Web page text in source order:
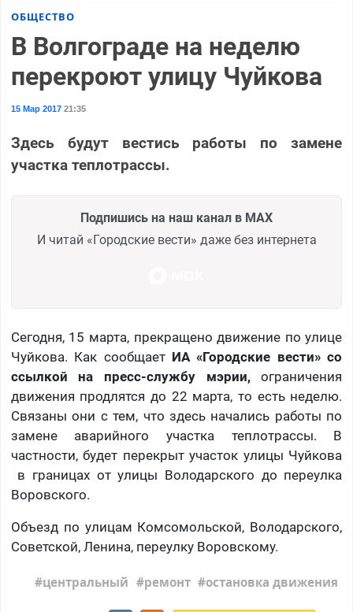
ОБЩЕСТВО
В Волгограде на неделю
перекроют улицу Чуйкова
15 Мар 201721:35
Здесь будут вестись работы по замене
участка теплотрассы.
Подпишись на наш канал в MAX
И читай «Городские вести» даже без интернета
Сегодня, 15 марта, прекращено движение по улице
Чуйкова. Как сообщает ИА «Городские вести» со
ссылкой на пресс-службу мэрии,ограничения
движения продлятся до 22 марта, то есть неделю.
Связаны они с тем, что здесь начались работы по
замене аварийного участка теплотрассы. В
частности, будет перекрыт участок улицы Чуйкова
в границах от улицы Володарского до переулка
Воровского.
Объезд по улицам Комсомольской, Володарского,
Советской, Ленина, переулку Воровскому.
центральный ремонт остановка движения